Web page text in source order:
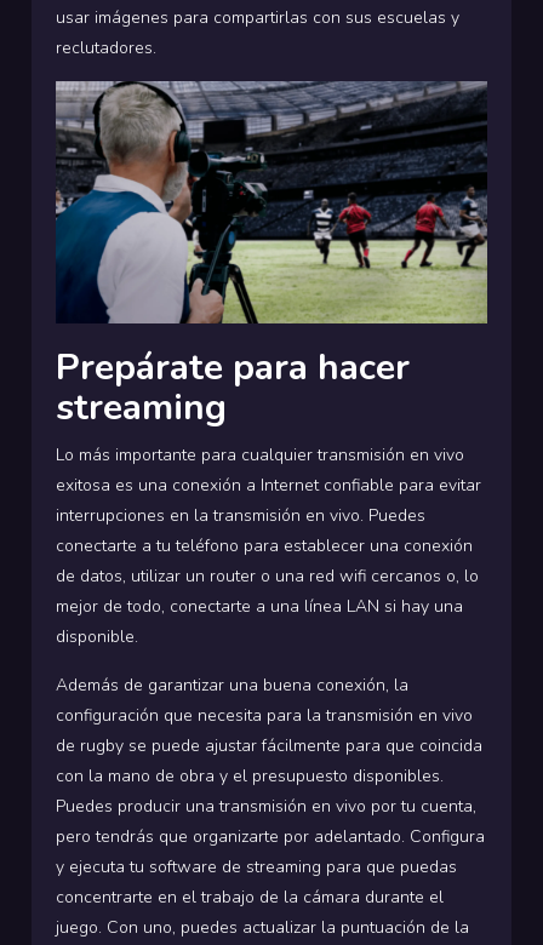
usar imágenes para compartirlas con sus escuelas y
reclutadores.
Prepárate para hacer
streaming
Lo más importante para cualquier transmisión en vivo
exitosa es una conexión a Internet confiable para evitar
interrupciones en la transmisión en vivo. Puedes
conectarte a tu teléfono para establecer una conexión
de datos, utilizar un router o una red wifi cercanos o, lo
mejor de todo, conectarte a una línea LAN si hay una
disponible.
Además de garantizar una buena conexión, la
configuración que necesita para la transmisión en vivo
de rugby se puede ajustar fácilmente para que coincida
con la mano de obra y el presupuesto disponibles.
Puedes producir una transmisión en vivo por tu cuenta,
pero tendrás que organizarte por adelantado. Configura
y ejecuta tu software de streaming para que puedas
concentrarte en el trabajo de la cámara durante el
juego. Con uno, puedes actualizar la puntuación de la